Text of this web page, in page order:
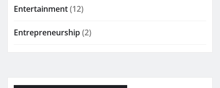
Entertainment(12)
Entrepreneurship(2)